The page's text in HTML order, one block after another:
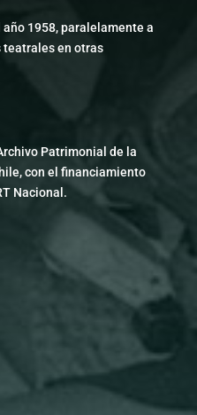
año 1958, paralelamente a
teatrales en otras
Patrimonial de la
con el financiamiento
Nacional.